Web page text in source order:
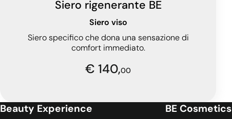
Siero rigenerante BE
Siero viso
Siero specifico che dona una sensazione di
comfort immediato.
€ 140,00
Beauty Experience BE Cosmetics